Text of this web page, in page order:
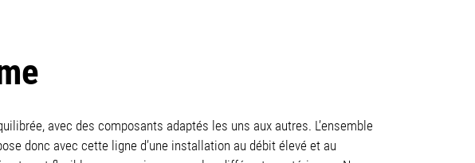
avec des composants adaptés les uns aux autres. L’ensemble
donc avec cette ligne d’une installation au débit élevé et au